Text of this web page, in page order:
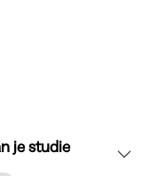
je studie